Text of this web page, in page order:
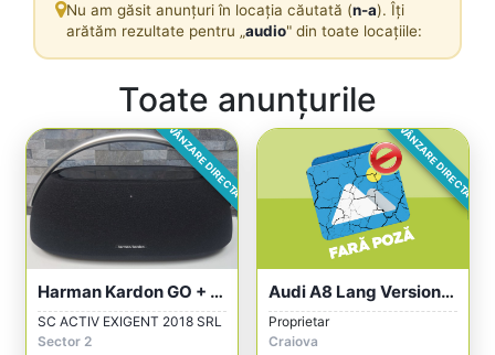
Nu am găsit anunțuri în locația căutată (n-a). Îți
arătăm rezultate pentru „audio" din toate locațiile:
Toate anunțurile
VÂNZARE DIRECTA
Harman Kardon GO + PLAY 3, Bluetooth, 16...
SC ACTIV EXIGENT 2018 SRL
Sector 2
VÂNZARE DIRECTA
Audi A8 Lang Version/ A8L 3.0 TDI DPF Cl...
Proprietar
Craiova